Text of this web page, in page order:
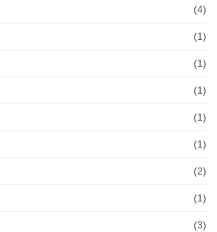
(4)
(1)
(1)
(1)
(1)
(1)
(2)
(1)
(3)